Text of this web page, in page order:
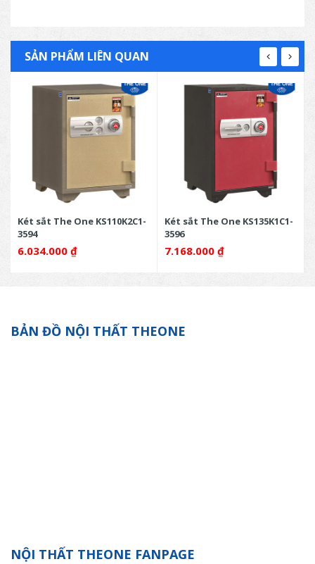
SẢN PHẨM LIÊN QUAN
Két sắt The One KS110K2C1-
3594
6.034.000 ₫
Két sắt The One KS135K1C1-
3596
7.168.000 ₫
BẢN ĐỒ NỘI THẤT THEONE
NỘI THẤT THEONE FANPAGE